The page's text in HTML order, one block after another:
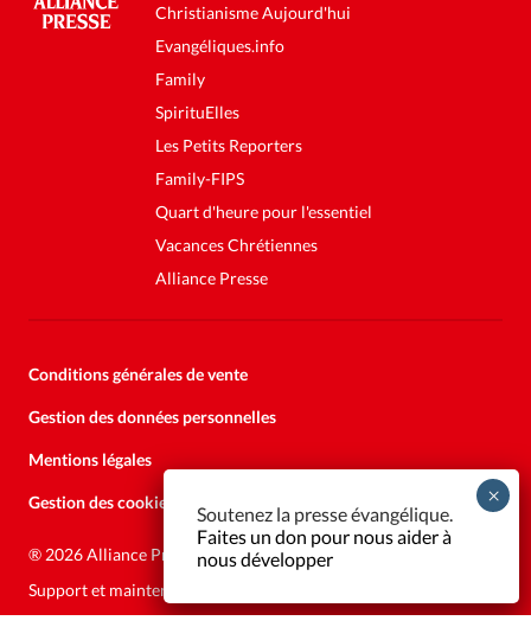
Christianisme Aujourd'hui
Evangéliques.info
Family
SpirituElles
Les Petits Reporters
Family-FIPS
Quart d'heure pour l'essentiel
Vacances Chrétiennes
Alliance Presse
Conditions générales de vente
Gestion des données personnelles
Mentions légales
Gestion des cookies
® 2026 Alliance Presse
Support et maintenance:
Soutenez la presse évangélique.
Faites un don pour nous aider à
nous développer